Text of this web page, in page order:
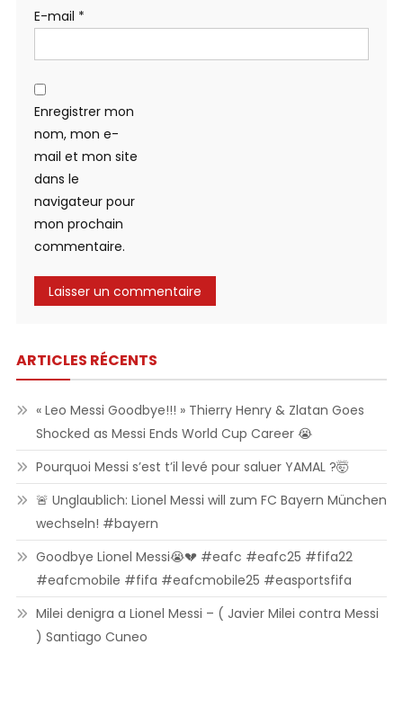
E-mail *
Enregistrer mon
nom, mon e-
mail et mon site
dans le
navigateur pour
mon prochain
commentaire.
ARTICLES RÉCENTS
« Leo Messi Goodbye!!! » Thierry Henry & Zlatan Goes
Shocked as Messi Ends World Cup Career 😭
Pourquoi Messi s’est t’il levé pour saluer YAMAL ?🤯
🚨 Unglaublich: Lionel Messi will zum FC Bayern München
wechseln! #bayern
Goodbye Lionel Messi😭💔 #eafc #eafc25 #fifa22
#eafcmobile #fifa #eafcmobile25 #easportsfifa
Milei denigra a Lionel Messi – ( Javier Milei contra Messi
) Santiago Cuneo